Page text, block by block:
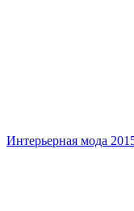
Интерьерная мода